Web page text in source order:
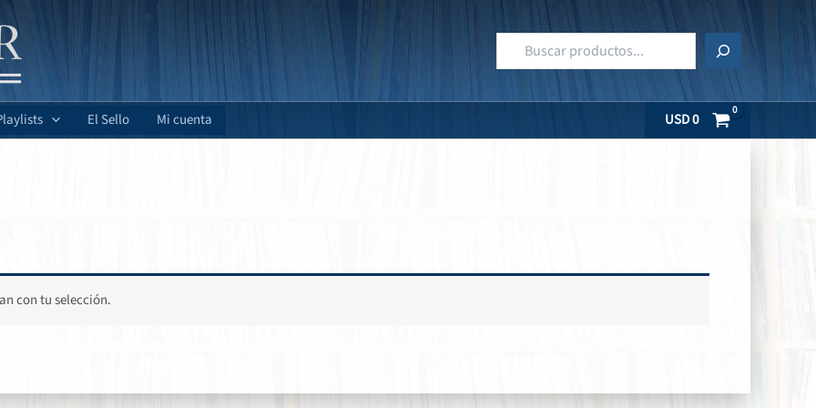
El Sello Mi cuenta USD0
con tu selección.